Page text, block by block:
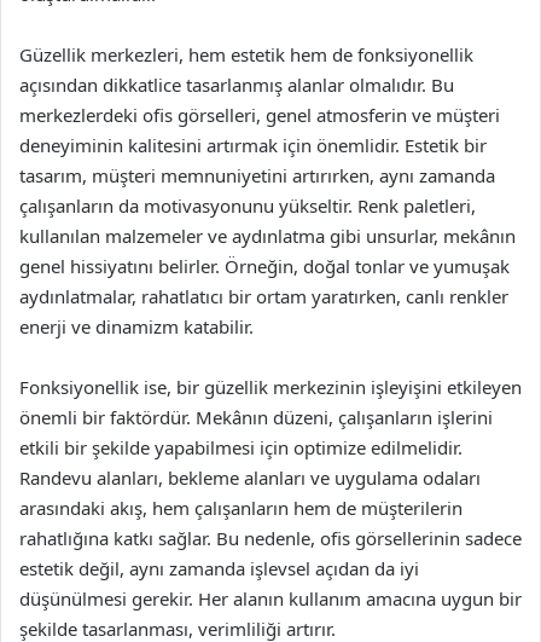
Güzellik merkezleri, hem estetik hem de fonksiyonellik
açısından dikkatlice tasarlanmış alanlar olmalıdır. Bu
merkezlerdeki ofis görselleri, genel atmosferin ve müşteri
deneyiminin kalitesini artırmak için önemlidir. Estetik bir
tasarım, müşteri memnuniyetini artırırken, aynı zamanda
çalışanların da motivasyonunu yükseltir. Renk paletleri,
kullanılan malzemeler ve aydınlatma gibi unsurlar, mekânın
genel hissiyatını belirler. Örneğin, doğal tonlar ve yumuşak
aydınlatmalar, rahatlatıcı bir ortam yaratırken, canlı renkler
enerji ve dinamizm katabilir.
Fonksiyonellik ise, bir güzellik merkezinin işleyişini etkileyen
önemli bir faktördür. Mekânın düzeni, çalışanların işlerini
etkili bir şekilde yapabilmesi için optimize edilmelidir.
Randevu alanları, bekleme alanları ve uygulama odaları
arasındaki akış, hem çalışanların hem de müşterilerin
rahatlığına katkı sağlar. Bu nedenle, ofis görsellerinin sadece
estetik değil, aynı zamanda işlevsel açıdan da iyi
düşünülmesi gerekir. Her alanın kullanım amacına uygun bir
şekilde tasarlanması, verimliliği artırır.